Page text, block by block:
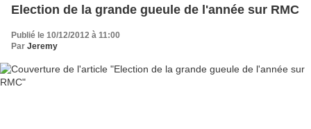
Election de la grande gueule de l'année sur RMC
Publié le 10/12/2012 à 11:00
Par Jeremy